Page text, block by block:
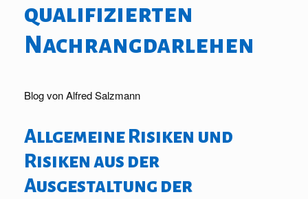
qualifizierten
Nachrangdarlehen
Blog von Alfred Salzmann
Allgemeine Risiken und
Risiken aus der
Ausgestaltung der